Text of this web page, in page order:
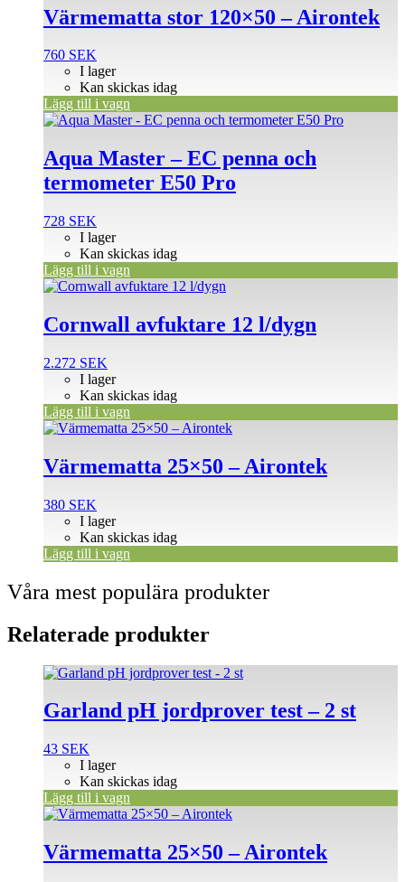
Värmematta stor 120×50 – Airontek
760 SEK
I lager
Kan skickas idag
Lägg till i vagn
Aqua Master – EC penna och
termometer E50 Pro
728 SEK
I lager
Kan skickas idag
Lägg till i vagn
Cornwall avfuktare 12 l/dygn
2.272 SEK
I lager
Kan skickas idag
Lägg till i vagn
Värmematta 25×50 – Airontek
380 SEK
I lager
Kan skickas idag
Lägg till i vagn
Våra mest populära produkter
Relaterade produkter
Garland pH jordprover test – 2 st
43 SEK
I lager
Kan skickas idag
Lägg till i vagn
Värmematta 25×50 – Airontek